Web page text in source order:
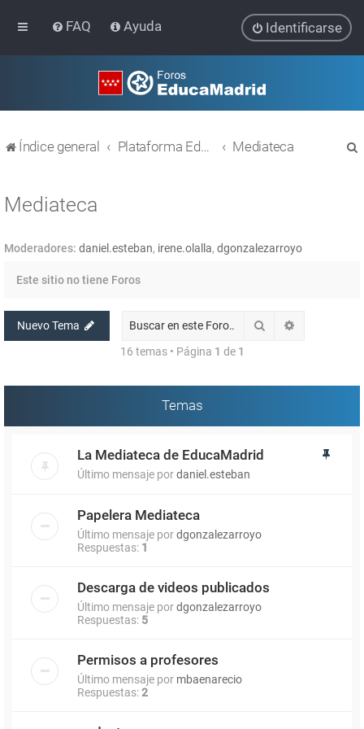
FAQ Ayuda Identificarse
Índice general Plataforma Educativa EducaMadrid Mediateca
Mediateca
Moderadores: daniel.esteban, irene.olalla, dgonzalezarroyo
Este sitio no tiene Foros
Nuevo Tema Buscar
16 temas • Página 1 de 1
Temas
La Mediateca de EducaMadrid
Último mensaje pordaniel.esteban
Papelera Mediateca
Último mensaje pordgonzalezarroyo
Respuestas: 1
Descarga de videos publicados
Último mensaje pordgonzalezarroyo
Respuestas: 5
Permisos a profesores
Último mensaje por mbaenarecio
Respuestas:2